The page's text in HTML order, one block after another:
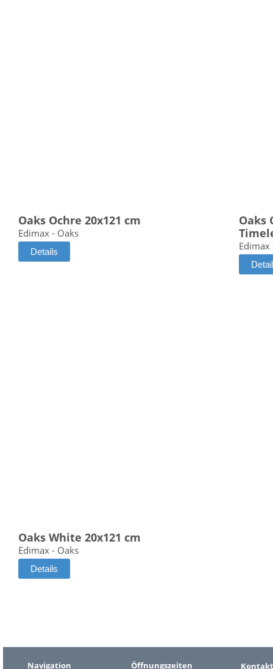
Oaks Ochre 20x121 cm
Edimax - Oaks
Details
Oaks
Edimax
Oaks White 20x121 cm
Edimax - Oaks
Details
Navigation Öffnungszeiten Kontakt